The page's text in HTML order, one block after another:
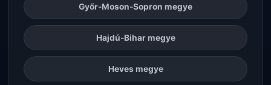
Győr-Moson-Sopron megye
Hajdú-Bihar megye
Heves megye